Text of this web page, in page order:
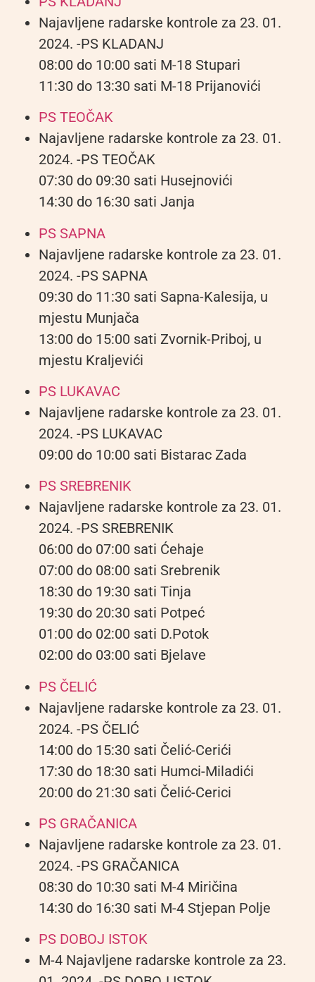
Najavljene radarske kontrole za 23. 01.
2024. -PS KLADANJ
08:00 do 10:00 sati M-18 Stupari
11:30 do 13:30 sati M-18 Prijanovići
PS TEOČAK
Najavljene radarske kontrole za 23. 01.
2024. -PS TEOČAK
07:30 do 09:30 sati Husejnovići
14:30 do 16:30 sati Janja
PS SAPNA
Najavljene radarske kontrole za 23. 01.
2024. -PS SAPNA
09:30 do 11:30 sati Sapna-Kalesija, u
mjestu Munjača
13:00 do 15:00 sati Zvornik-Priboj, u
mjestu Kraljevići
PS LUKAVAC
Najavljene radarske kontrole za 23. 01.
2024. -PS LUKAVAC
09:00 do 10:00 sati Bistarac Zada
PS SREBRENIK
Najavljene radarske kontrole za 23. 01.
2024. -PS SREBRENIK
06:00 do 07:00 sati Ćehaje
07:00 do 08:00 sati Srebrenik
18:30 do 19:30 sati Tinja
19:30 do 20:30 sati Potpeć
01:00 do 02:00 sati D.Potok
02:00 do 03:00 sati Bjelave
PS ČELIĆ
Najavljene radarske kontrole za 23. 01.
2024. -PS ČELIĆ
14:00 do 15:30 sati Čelić-Cerići
17:30 do 18:30 sati Humci-Miladići
20:00 do 21:30 sati Čelić-Cerici
PS GRAČANICA
Najavljene radarske kontrole za 23. 01.
2024. -PS GRAČANICA
08:30 do 10:30 sati M-4 Miričina
14:30 do 16:30 sati M-4 Stjepan Polje
PS DOBOJ ISTOK
M-4 Najavljene radarske kontrole za 23.